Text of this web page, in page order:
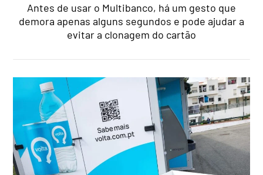
Antes de usar o Multibanco, há um gesto que
demora apenas alguns segundos e pode ajudar a
evitar a clonagem do cartão